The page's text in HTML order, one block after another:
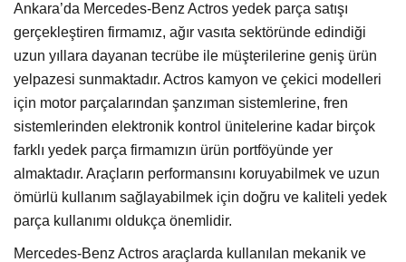
Ankara’da Mercedes-Benz Actros yedek parça satışı
gerçekleştiren firmamız, ağır vasıta sektöründe edindiği
uzun yıllara dayanan tecrübe ile müşterilerine geniş ürün
yelpazesi sunmaktadır. Actros kamyon ve çekici modelleri
için motor parçalarından şanzıman sistemlerine, fren
sistemlerinden elektronik kontrol ünitelerine kadar birçok
farklı yedek parça firmamızın ürün portföyünde yer
almaktadır. Araçların performansını koruyabilmek ve uzun
ömürlü kullanım sağlayabilmek için doğru ve kaliteli yedek
parça kullanımı oldukça önemlidir.
Mercedes-Benz Actros araçlarda kullanılan mekanik ve